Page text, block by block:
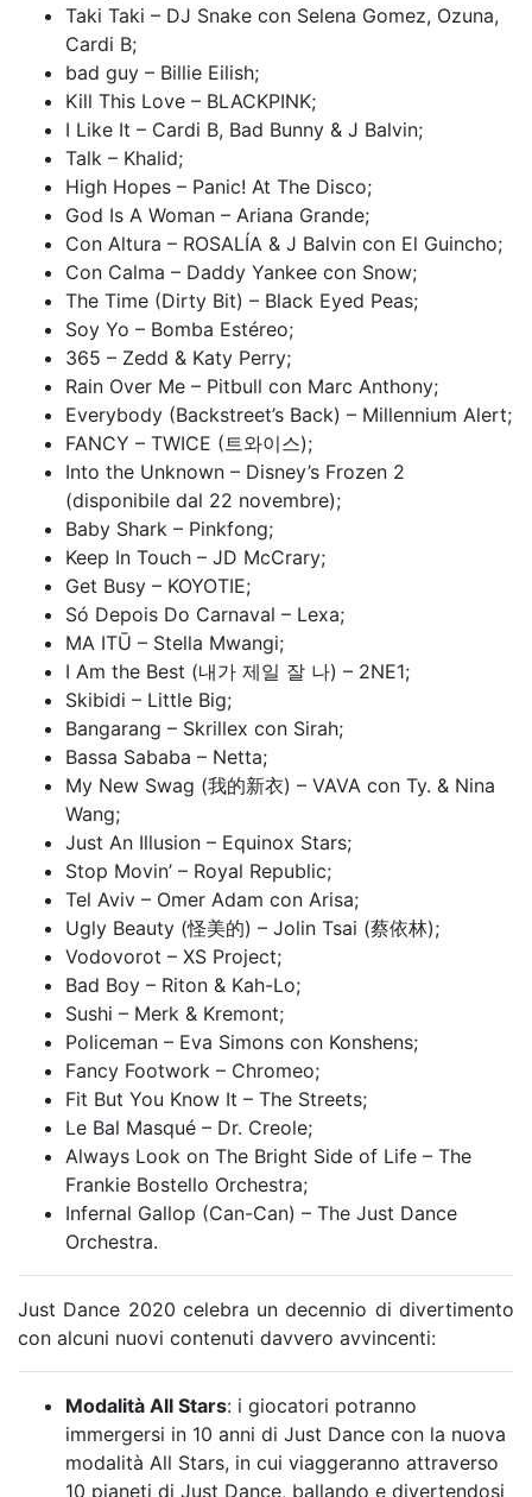
Taki Taki – DJ Snake con Selena Gomez, Ozuna,
Cardi B;
bad guy – Billie Eilish;
Kill This Love – BLACKPINK;
I Like It – Cardi B, Bad Bunny & J Balvin;
Talk – Khalid;
High Hopes – Panic! At The Disco;
God Is A Woman – Ariana Grande;
Con Altura – ROSALÍA & J Balvin con El Guincho;
Con Calma – Daddy Yankee con Snow;
The Time (Dirty Bit) – Black Eyed Peas;
Soy Yo – Bomba Estéreo;
365 – Zedd & Katy Perry;
Rain Over Me – Pitbull con Marc Anthony;
Everybody (Backstreet’s Back) – Millennium Alert;
FANCY – TWICE (트와이스);
Into the Unknown – Disney’s Frozen 2
(disponibile dal 22 novembre);
Baby Shark – Pinkfong;
Keep In Touch – JD McCrary;
Get Busy – KOYOTIE;
Só Depois Do Carnaval – Lexa;
MA ITŪ – Stella Mwangi;
I Am the Best (내가 제일 잘 나) – 2NE1;
Skibidi – Little Big;
Bangarang – Skrillex con Sirah;
Bassa Sababa – Netta;
My New Swag (我的新衣) – VAVA con Ty. & Nina
Wang;
Just An Illusion – Equinox Stars;
Stop Movin’ – Royal Republic;
Tel Aviv – Omer Adam con Arisa;
Ugly Beauty (怪美的) – Jolin Tsai (蔡依林);
Vodovorot – XS Project;
Bad Boy – Riton & Kah-Lo;
Sushi – Merk & Kremont;
Policeman – Eva Simons con Konshens;
Fancy Footwork – Chromeo;
Fit But You Know It – The Streets;
Le Bal Masqué – Dr. Creole;
Always Look on The Bright Side of Life – The
Frankie Bostello Orchestra;
Infernal Gallop (Can-Can) – The Just Dance
Orchestra.
Just Dance 2020 celebra un decennio di divertimento
con alcuni nuovi contenuti davvero avvincenti:
Modalità All Stars: i giocatori potranno
immergersi in 10 anni di Just Dance con la nuova
modalità All Stars, in cui viaggeranno attraverso
10 pianeti di Just Dance, ballando e divertendosi